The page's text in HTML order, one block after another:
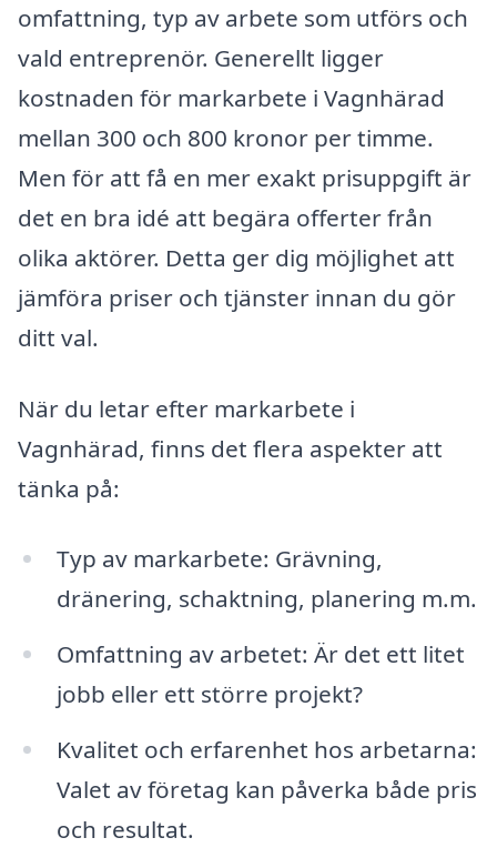
omfattning, typ av arbete som utförs och
vald entreprenör. Generellt ligger
kostnaden för markarbete i Vagnhärad
mellan 300 och 800 kronor per timme.
Men för att få en mer exakt prisuppgift är
det en bra idé att begära offerter från
olika aktörer. Detta ger dig möjlighet att
jämföra priser och tjänster innan du gör
ditt val.
När du letar efter markarbete i
Vagnhärad, finns det flera aspekter att
tänka på:
Typ av markarbete: Grävning,
dränering, schaktning, planering m.m.
Omfattning av arbetet: Är det ett litet
jobb eller ett större projekt?
Kvalitet och erfarenhet hos arbetarna:
Valet av företag kan påverka både pris
och resultat.